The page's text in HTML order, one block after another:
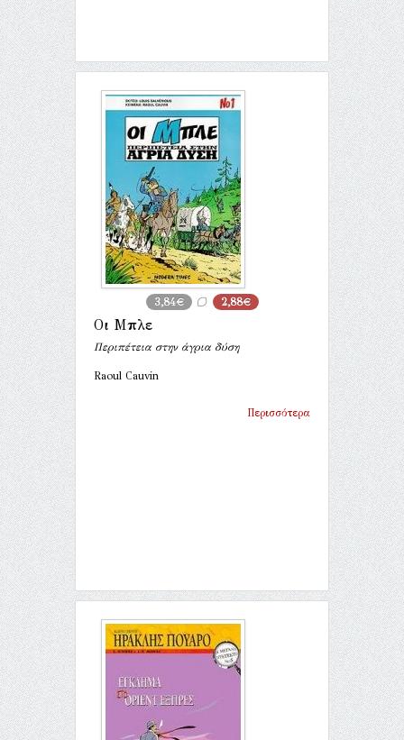
3,84€ 2,88€
Οι Μπλε
Περιπέτεια στην άγρια δύση
Raoul Cauvin
Περισσότερα